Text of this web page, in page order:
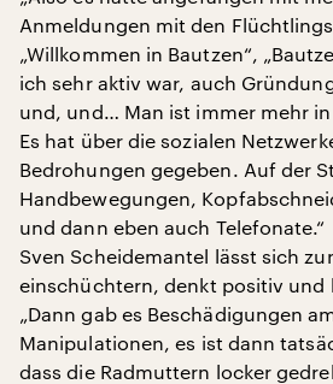
Anmeldungen mit den
„Willkommen in Bautzen“,
ich sehr aktiv war, auch
und, und… Man ist immer mehr
Es hat über die sozialen
Bedrohungen gegeben. Auf der
Handbewegungen,
und dann eben auch Telefonate.“
Sven Scheidemantel lässt sich
einschüchtern, denkt positiv und
„Dann gab es Beschädigungen
Manipulationen, es ist dann
dass die Radmuttern locker